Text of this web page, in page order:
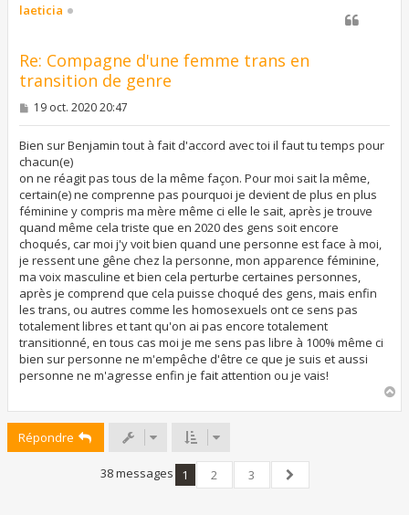
laeticia
Re: Compagne d'une femme trans en
transition de genre
M
s
a
g
e
19 oct. 2020 20:47
Bien sur Benjamin tout à fait d'accord avec toi il faut tu temps pour
chacun(e)
on ne réagit pas tous de la même façon. Pour moi sait la même,
certain(e) ne comprenne pas pourquoi je devient de plus en plus
féminine y compris ma mère même ci elle le sait, après je trouve
quand même cela triste que en 2020 des gens soit encore
choqués, car moi j'y voit bien quand une personne est face à moi,
je ressent une gêne chez la personne, mon apparence féminine,
ma voix masculine et bien cela perturbe certaines personnes,
après je comprend que cela puisse choqué des gens, mais enfin
les trans, ou autres comme les homosexuels ont ce sens pas
totalement libres et tant qu'on ai pas encore totalement
transitionné, en tous cas moi je me sens pas libre à 100% même ci
bien sur personne ne m'empêche d'être ce que je suis et aussi
personne ne m'agresse enfin je fait attention ou je vais!
Répondre
38 messages 1 2
3
Suivant